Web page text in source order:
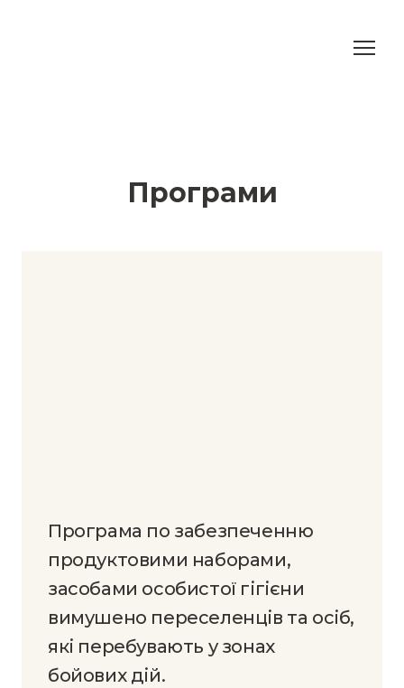
Програми
Програма по забезпеченню
продуктовими наборами,
засобами особистої гігієни
вимушено переселенців та осіб,
які перебувають у зонах
бойових дій.